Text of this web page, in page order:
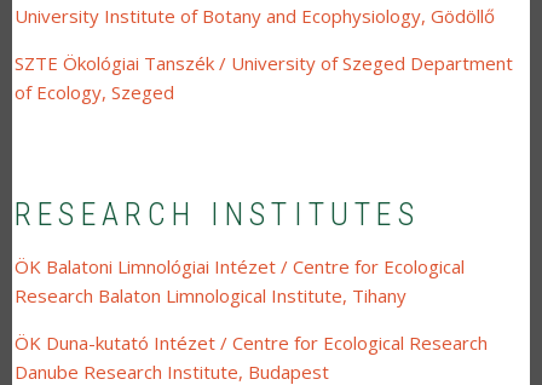
University Institute of Botany and Ecophysiology, Gödöllő
SZTE Ökológiai Tanszék / University of Szeged Department
of Ecology, Szeged
RESEARCH INSTITUTES
ÖK Balatoni Limnológiai Intézet / Centre for Ecological
Research Balaton Limnological Institute, Tihany
ÖK Duna-kutató Intézet / Centre for Ecological Research
Danube Research Institute, Budapest